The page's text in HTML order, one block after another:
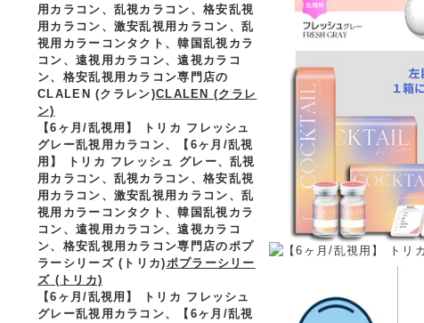
用カラコン、乱視カラコン、格安乱視
用カラコン、激安乱視用カラコン、乱
視用カラーコンタクト、韓国乱視カラ
コン、遠視用カラコン、遠視カラコ
ン、格安乱視用カラコン専門店の
CLALEN (クラレン)CLALEN (クラレ
ン)
【6ヶ月/乱視用】 トリカ フレッシュ
グレー乱視用カラコン、
【6ヶ月/乱視
用】 トリカ フレッシュ グレー、乱視
用カラコン、乱視カラコン、格安乱視
用カラコン、激安乱視用カラコン、乱
視用カラーコンタクト、韓国乱視カラ
コン、遠視用カラコン、遠視カラコ
ン、格安乱視用カラコン専門店のポプ
ラーシリーズ (トリカ)ポプラーシリー
ズ (トリカ)
【6ヶ月/乱視用】 トリカ フレッシュ
グレー乱視用カラコン、
【6ヶ月/乱視